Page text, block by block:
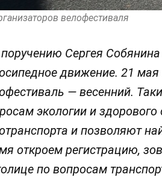
велофестиваля
Сергея
движение. 21
— весенний.
экологии и
и позволяют
откроем регистрацию,
по вопросам